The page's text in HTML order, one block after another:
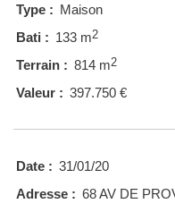
Type : Maison
Bati : 133 m2
Terrain : 814 m2
Valeur : 397.750 €
Date : 31/01/20
Adresse : 68 AV DE